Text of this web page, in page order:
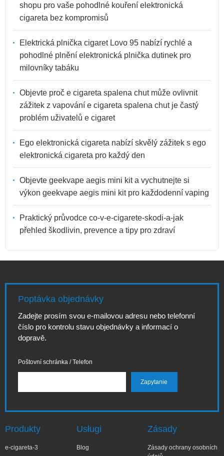
shopu pro vaše pohodlné kouření elektronická
cigareta bez kompromisů
Elektrická plnička cigaret Lovo 95 nabízí rychlé a
pohodlné plnění elektronická plnička dutinek pro
milovníky tabáku
Objevte proč e cigareta spalena chut může ovlivnit
zážitek z vapování e cigareta spalena chut je častý
problém uživatelů e cigaret
Ego elektronická cigareta nabízí skvělý zážitek s ego
elektronická cigareta pro každý den
Objevte geekvape aegis mini kit a vychutnejte si
výkon geekvape aegis mini kit pro každodenní vaping
Praktický průvodce co-v-e-cigarete-skodi-a-jak
přehled škodlivin, prevence a tipy pro zdraví
Poptávka objednávky
Zadejte prosím svou e-mailovou adresu nebo telefonní
číslo pro kontrolu stavu objednávky a informací o
dopravě.
Poštovní schránka / Telefon
Produkty
e-cigareta-3
Usługi
Blog
Zásady
Zásady ochrany osobních